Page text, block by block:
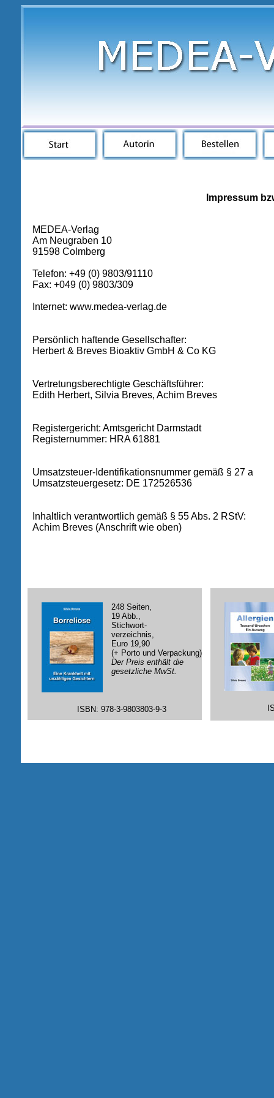
Impressum
MEDEA-Verlag
Am Neugraben 10
91598 Colmberg
Telefon: +49 (0) 9803/91110
Fax: +049 (0) 9803/309
Internet: www.medea-verlag.de
Persönlich haftende Gesellschafter:
Herbert & Breves Bioaktiv GmbH & Co KG
Vertretungsberechtigte Geschäftsführer:
Edith Herbert, Silvia Breves, Achim Breves
Registergericht: Amtsgericht Darmstadt
Registernummer: HRA 61881
Umsatzsteuer-Identifikationsnummer gemäß § 27 a
Umsatzsteuergesetz: DE 172526536
Inhaltlich verantwortlich gemäß § 55 Abs. 2 RStV:
Achim Breves (Anschrift wie oben)
ISBN: 978-3-9803803-9-3
248 Seiten,
19 Abb.,
Stichwort-
verzeichnis,
Euro 19,90
(+ Porto und Verpackung)
Der Preis enthält die
gesetzliche MwSt.